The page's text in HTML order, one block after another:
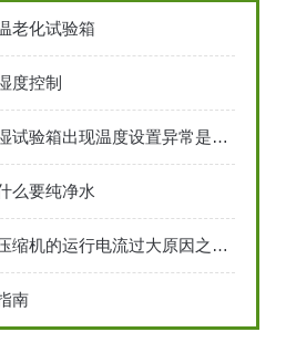
老化试验箱
度控制
汽车控制器恒温恒湿试验箱出现温度设置异常是怎么回事
么要纯净水
引起高低温实验箱压缩机的运行电流过大原因之一：冷凝压力过高
南